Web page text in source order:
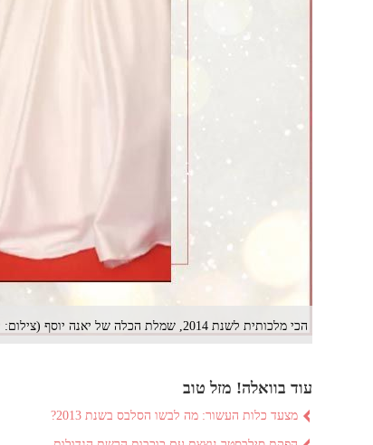
הכי מלכותית לשנת 2014, שמלת הכלה של יאנה יוסף (צילום: יחצ)
עוד בוואלה! מזל טוב
מצעד כלות העשור: מה לבשו הסלבס בשנת 2013?